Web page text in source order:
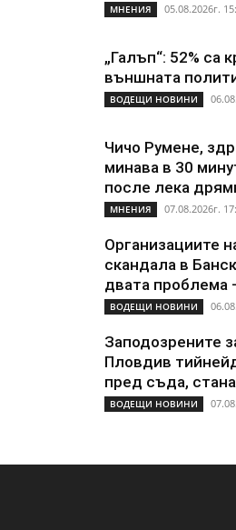
МНЕНИЯ 05.08.2026г.
„Галъп“: 52% са
външната
ВОДЕЩИ НОВИНИ
Чичо Румене,
минава в 30
после лека
МНЕНИЯ 07.08.2026г.
Организациите
скандала в
двата проблема
ВОДЕЩИ НОВИНИ
Заподозрените
Пловдив
пред съда,
ВОДЕЩИ НОВИНИ